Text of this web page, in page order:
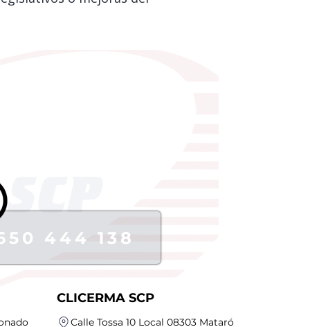
CLICERMA SCP
Calle Tossa 10 Local 08303 Mataró
444 138